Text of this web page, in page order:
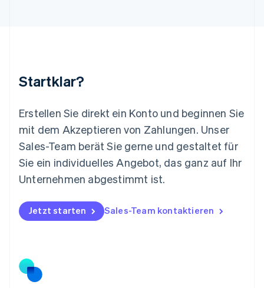
Startklar?
Erstellen Sie direkt ein Konto und beginnen Sie
mit dem Akzeptieren von Zahlungen. Unser
Sales-Team berät Sie gerne und gestaltet für
Sie ein individuelles Angebot, das ganz auf Ihr
Unternehmen abgestimmt ist.
Jetzt starten Sales-Team kontaktieren
Mexiko
English
Niederlande
Nederlands English
Norwegen
English
Österreich
Polen
English
Portugal
Schweden
Svenska